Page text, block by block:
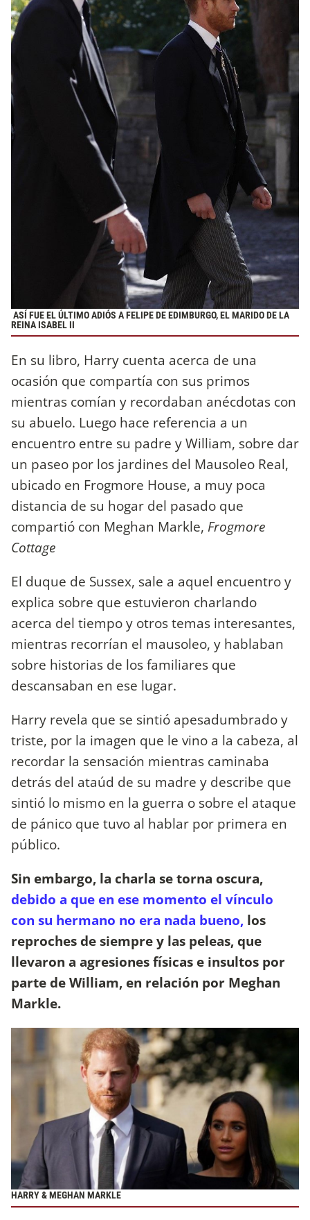
ASÍ FUE EL ÚLTIMO ADIÓS A FELIPE DE EDIMBURGO, EL MARIDO DE LA
REINA ISABEL II
En su libro, Harry cuenta acerca de una
ocasión que compartía con sus primos
mientras comían y recordaban anécdotas con
su abuelo. Luego hace referencia a un
encuentro entre su padre y William, sobre dar
un paseo por los jardines del Mausoleo Real,
ubicado en Frogmore House, a muy poca
distancia de su hogar del pasado que
compartió con Meghan Markle, Frogmore
Cottage
El duque de Sussex, sale a aquel encuentro y
explica sobre que estuvieron charlando
acerca del tiempo y otros temas interesantes,
mientras recorrían el mausoleo, y hablaban
sobre historias de los familiares que
descansaban en ese lugar.
Harry revela que se sintió apesadumbrado y
triste, por la imagen que le vino a la cabeza, al
recordar la sensación mientras caminaba
detrás del ataúd de su madre y describe que
sintió lo mismo en la guerra o sobre el ataque
de pánico que tuvo al hablar por primera en
público.
Sin embargo, la charla se torna oscura,
debido a que en ese momento el vínculo
con su hermano no era nada bueno, los
reproches de siempre y las peleas, que
llevaron a agresiones físicas e insultos por
parte de William, en relación por Meghan
Markle.
HARRY & MEGHAN MARKLE